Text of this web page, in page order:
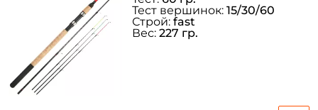
Тест вершинок: 15/30/60
Строй: fast
Вес: 227 гр.